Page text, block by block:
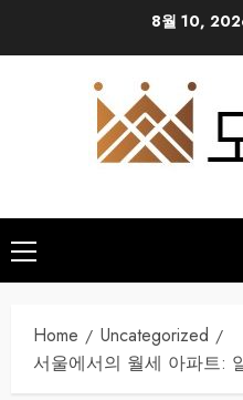
8월 10,
Primary
Menu
Home
Uncategorized
서울에서의 월세 아파트: